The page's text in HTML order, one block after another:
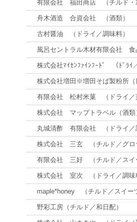
有限会社 福田商店 （チルド・
舟木酒造 合資会社 （酒類）
古村醤油 （ドライ／調味料）
風呂セントラル木材有限会社
株式会社ﾏｲｾﾝﾌｧｲﾝﾌｰﾄﾞ （ﾄﾞﾗｲ
株式会社増田※増田そば製粉所（
有限会社 松村米菓 （ドライ／
株式会社 マップトラベル（酒類
丸城清酢 有限会社 （ドライ／
株式会社 三玄 （チルド／グロ
有限会社 三好 （チルド／スイ
株式会社 室次 （ドライ／調味
maple*honey （チルド／スイー
野彩工房（チルド／和日配）